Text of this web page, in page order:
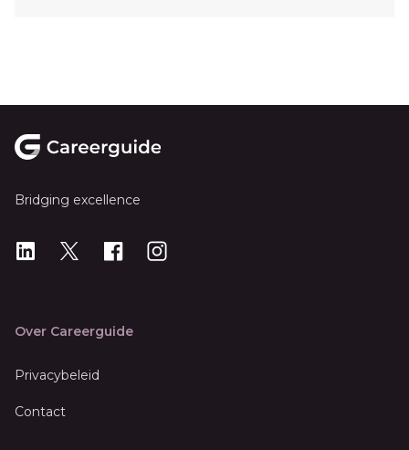
Bridging excellence
LinkedIn
X Instagram
Over Careerguide
Privacybeleid
Contact